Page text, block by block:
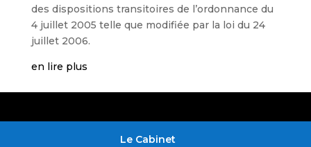
des dispositions transitoires de l’ordonnance du
4 juillet 2005 telle que modifiée par la loi du 24
juillet 2006.
en lire plus
Le Cabinet